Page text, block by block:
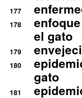
177
178
el gato
179
180
gato
181